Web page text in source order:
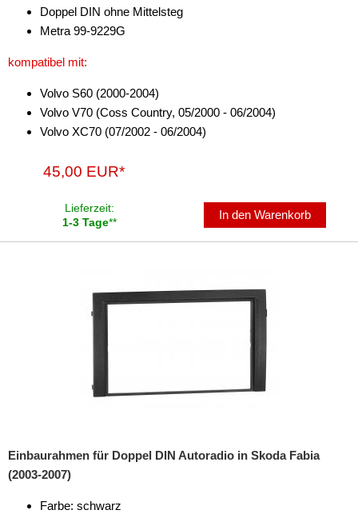
Doppel DIN ohne Mittelsteg
Metra 99-9229G
kompatibel mit:
Volvo S60 (2000-2004)
Volvo V70 (Coss Country, 05/2000 - 06/2004)
Volvo XC70 (07/2002 - 06/2004)
45,00 EUR*
Lieferzeit:
1-3 Tage**
In den Warenkorb
Einbaurahmen für Doppel DIN Autoradio in Skoda Fabia
(2003-2007)
Farbe: schwarz